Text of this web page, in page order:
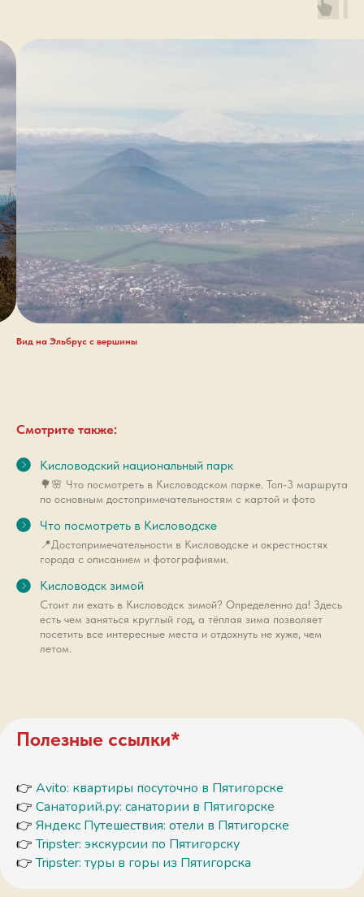
Вид на Эльбрус с вершины
Смотрите также:
Кисловодский национальный парк
🌳🌸 Что посмотреть в Кисловодском парке. Топ-3 маршрута
по основным достопримечательностям с картой и фото
Что посмотреть в Кисловодске
📍Достопримечательности в Кисловодске и окрестностях
города с описанием и фотографиями.
Кисловодск зимой
Стоит ли ехать в Кисловодск зимой? Определенно да! Здесь
есть чем заняться круглый год, а тёплая зима позволяет
посетить все интересные места и отдохнуть не хуже, чем
летом.
Полезные ссылки*
👉 Avito: квартиры посуточно в Пятигорске
👉 Санаторий.ру: санатории в Пятигорске
👉 Яндекс Путешествия: отели в Пятигорске
👉Tripster: экскурсии по Пятигорску
👉Tripster: туры в горы из Пятигорска